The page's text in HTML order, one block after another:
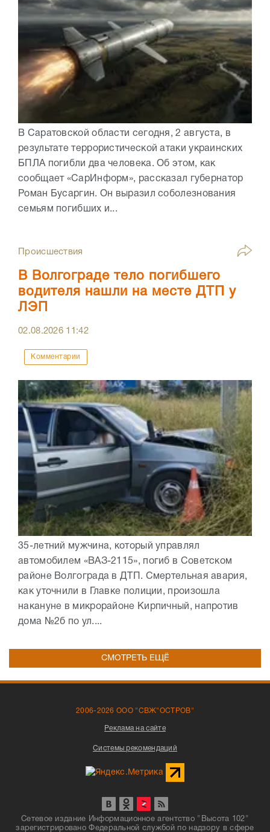
В Саратовской области сегодня, 2 августа, в
результате террористической атаки украинских
БПЛА погибли два человека. Об этом, как
сообщает «СарИнформ», рассказал губернатор
Роман Бусаргин. Он выразил соболезнования
семьям погибших и...
Происшествия
В Волгограде тело погибшего
водителя нашли на месте ДТП у
ЛЭП
02.08.2026 11:42
Комментарии
35-летний мужчина, который управлял
автомобилем «ВАЗ-2115», погиб в Советском
районе Волгограда в ДТП. Смертельная авария,
как уточнили в Главке полиции, произошла
накануне в микрорайоне Кирпичный, напротив
дома №2б по ул....
СМОТРЕТЬ ЕЩЁ
2006-2026 ООО "СВЖ"ОСТРОВ"
Реклама на сайте
Системы рекомендаций
Сетевое издание Информационное агентство "Высота 102"
зарегистрировано Федеральной службой по надзору в сфере